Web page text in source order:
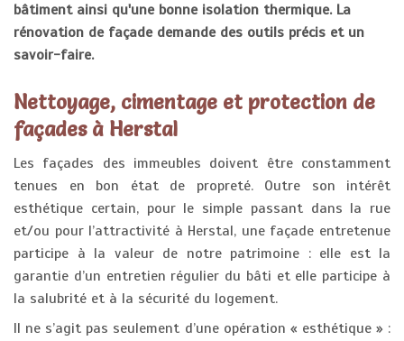
bâtiment ainsi qu'une bonne isolation thermique. La
rénovation de façade demande des outils précis et un
savoir-faire.
Nettoyage, cimentage et protection de
façades à Herstal
Les façades des immeubles doivent être constamment
tenues en bon état de propreté. Outre son intérêt
esthétique certain, pour le simple passant dans la rue
et/ou pour l’attractivité à Herstal, une façade entretenue
participe à la valeur de notre patrimoine : elle est la
garantie d’un entretien régulier du bâti et elle participe à
la salubrité et à la sécurité du logement.
Il ne s’agit pas seulement d’une opération « esthétique » :